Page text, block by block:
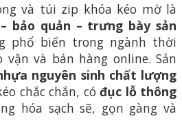
và túi zip khóa kéo mờ là
bảo quản – trưng bày sản
phổ biến trong ngành thời
và bán hàng online. Sản
nguyên sinh chất lượng
chắc chắn, có đục lỗ thông
hóa sạch sẽ, gọn gàng và